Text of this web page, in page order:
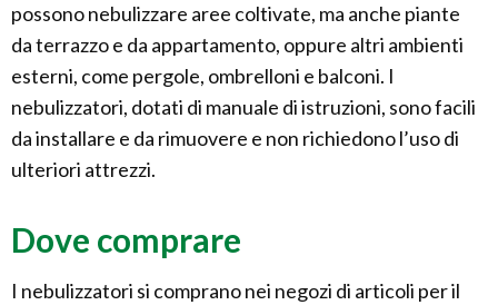
possono nebulizzare aree coltivate, ma anche piante
da terrazzo e da appartamento, oppure altri ambienti
esterni, come pergole, ombrelloni e balconi. I
nebulizzatori, dotati di manuale di istruzioni, sono facili
da installare e da rimuovere e non richiedono l’uso di
ulteriori attrezzi.
Dove comprare
I nebulizzatori si comprano nei negozi di articoli per il